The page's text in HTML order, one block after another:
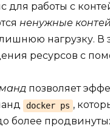
для работы с
ненужные
нагрузку. В
ресурсов с
позволяет
docker ps ,
более